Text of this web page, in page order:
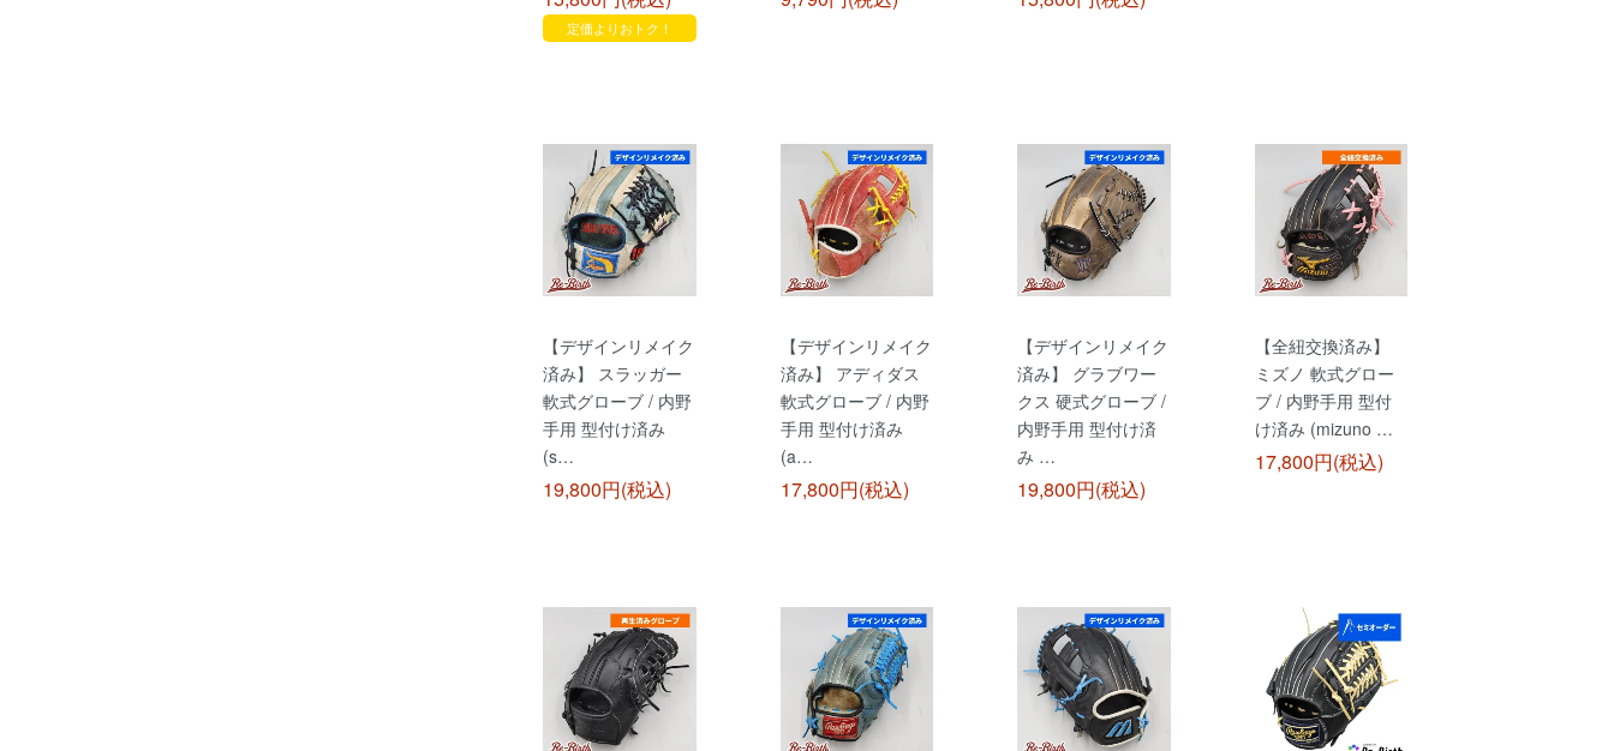
定価よりおトク！
【デザインリメイク
済み】 スラッガー
軟式グローブ / 内野
手用 型付け済み
(s…
19,800円(税込)
【デザインリメイク
済み】 アディダス
軟式グローブ / 内野
手用 型付け済み
(a…
17,800円(税込)
【デザインリメイク
済み】 グラブワー
クス 硬式グローブ /
内野手用 型付け済
み …
19,800円(税込)
【全紐交換済み】
ミズノ 軟式グロー
ブ / 内野手用 型付
け済み (mizuno …
17,800円(税込)